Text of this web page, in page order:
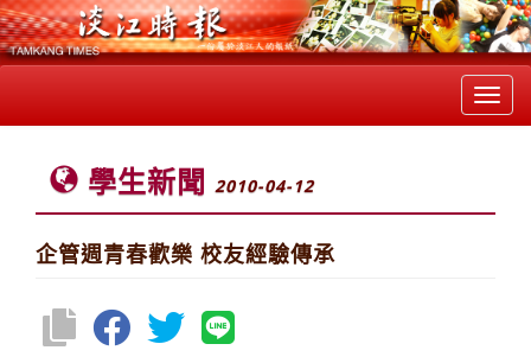
學生新聞 2010-04-12
企管週青春歡樂 校友經驗傳承